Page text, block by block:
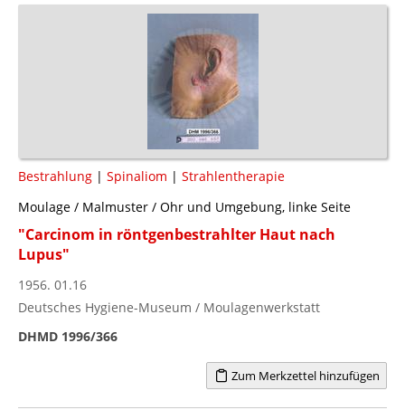
Bestrahlung | Spinaliom | Strahlentherapie
Moulage / Malmuster / Ohr und Umgebung, linke Seite
"Carcinom in röntgenbestrahlter Haut nach
Lupus"
1956. 01.16
Deutsches Hygiene-Museum / Moulagenwerkstatt
DHMD 1996/366
Zum Merkzettel hinzufügen